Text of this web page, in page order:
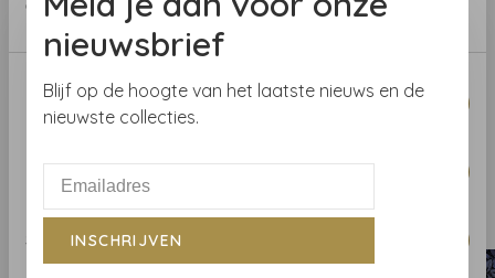
of their services.
Consent
Selection
Necessary
Statistics
Benieuwd naar het behang? Kom langs in onze
Gerelateerde producten BACK TO HOME
nieuwsbrief
Blijf op de hoogte van het laatste nieuws en de
nieuwste collecties.
INSCHRIJVEN